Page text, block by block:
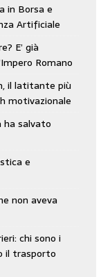
in Borsa e
Artificiale
E’ già
Romano
il latitante più
motivazionale
ha salvato
e
non aveva
chi sono i
il trasporto